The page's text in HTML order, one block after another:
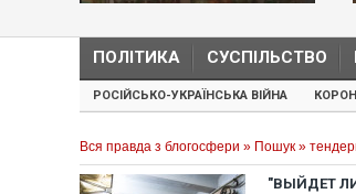
ПОЛІТИКА СУСПІЛЬСТВО
РОСІЙСЬКО-УКРАЇНСЬКА ВІЙНА
Вся правда з блогосфери » Пошук »
"ВЫЙДЕТ